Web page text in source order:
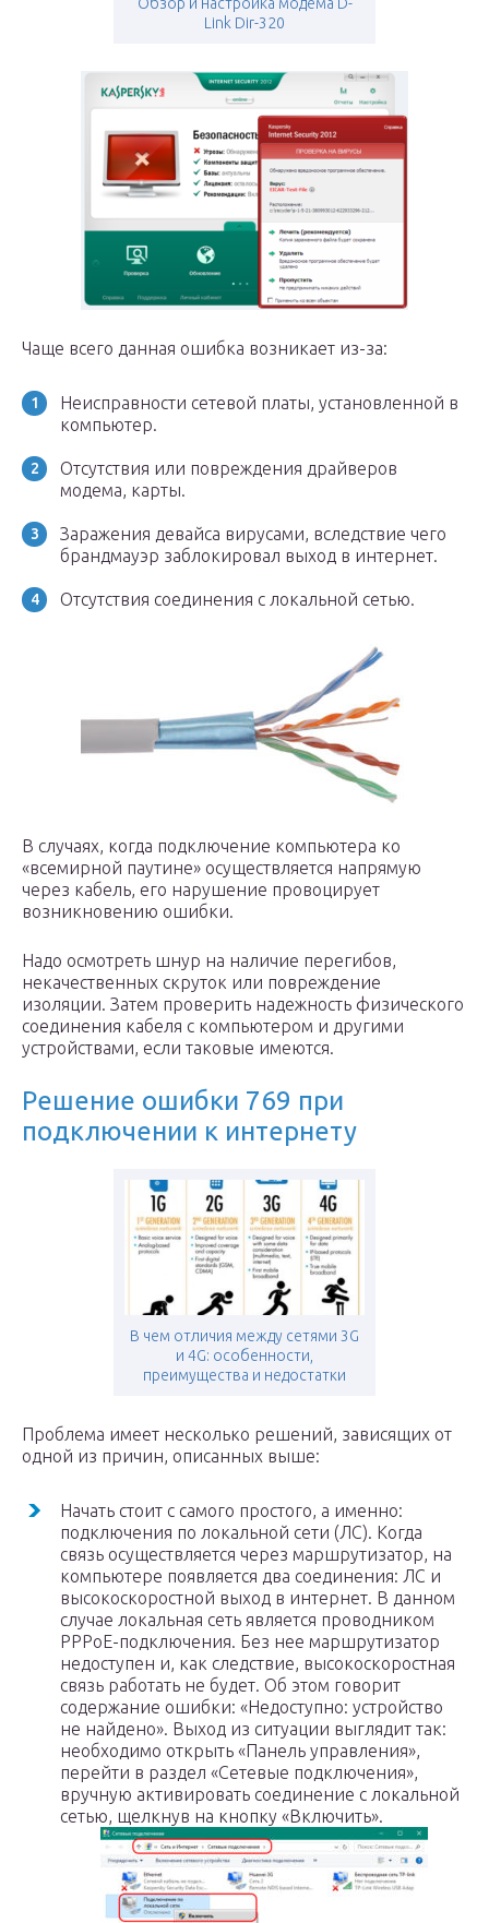
Link Dir-320
Чаще всего данная ошибка возникает из-за:
Неисправности сетевой платы, установленной в
компьютер.
Отсутствия или повреждения драйверов
модема, карты.
Заражения девайса вирусами, вследствие чего
брандмауэр заблокировал выход в интернет.
Отсутствия соединения с локальной сетью.
В случаях, когда подключение компьютера ко
«всемирной паутине» осуществляется напрямую
через кабель, его нарушение провоцирует
возникновению ошибки.
Надо осмотреть шнур на наличие перегибов,
некачественных скруток или повреждение
изоляции. Затем проверить надежность физического
соединения кабеля с компьютером и другими
устройствами, если таковые имеются.
Решение ошибки 769 при
подключении к интернету
В чем отличия между сетями 3G
и 4G: особенности,
преимущества и недостатки
Проблема имеет несколько решений, зависящих от
одной из причин, описанных выше:
Начать стоит с самого простого, а именно:
подключения по локальной сети (ЛС). Когда
связь осуществляется через маршрутизатор, на
компьютере появляется два соединения: ЛС и
высокоскоростной выход в интернет. В данном
случае локальная сеть является проводником
PPPoE-подключения. Без нее маршрутизатор
недоступен и, как следствие, высокоскоростная
связь работать не будет. Об этом говорит
содержание ошибки: «Недоступно: устройство
не найдено». Выход из ситуации выглядит так:
необходимо открыть «Панель управления»,
перейти в раздел «Сетевые подключения»,
вручную активировать соединение с локальной
сетью, щелкнув на кнопку «Включить».